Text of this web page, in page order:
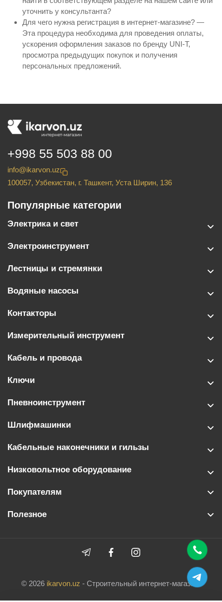
уточнить у консультанта?
Для чего нужна регистрация в интернет-магазине? —
Эта процедура необходима для проведения оплаты,
ускорения оформления заказов по бренду UNI-T,
просмотра предыдущих покупок и получения
персональных предложений.
+998 55 503 88 00
info@ikarvon.uz
100057, Узбекистан, г. Ташкент, Уста Ширин, 136
Популярные категории
Электрика и свет
Электроинструмент
Лестницы и стремянки
Водяные насосы
Контакторы
Измерительный инструмент
Кабель и провода
Ключи
Пневноинструмент
Шлифмашинки
Кабельные наконечники и гильзы
Низковольтное оборудование
Покупателям
Полезное
© 2026 ikarvon.uz - Строительный интернет-магазин.